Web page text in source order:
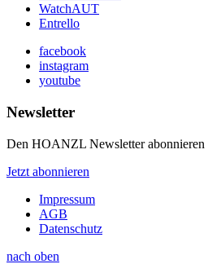
WatchAUT
Entrello
facebook
instagram
youtube
Newsletter
Den HOANZL Newsletter abonnieren
Jetzt abonnieren
Impressum
AGB
Datenschutz
nach oben